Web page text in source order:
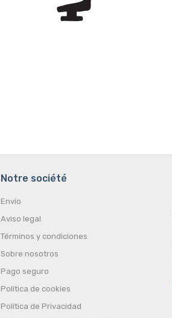
Notre société
Envío
Aviso legal
Términos y condiciones
Sobre nosotros
Pago seguro
Politica de cookies
Política de Privacidad